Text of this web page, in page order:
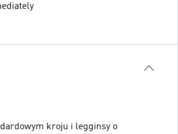
kroju i legginsy o